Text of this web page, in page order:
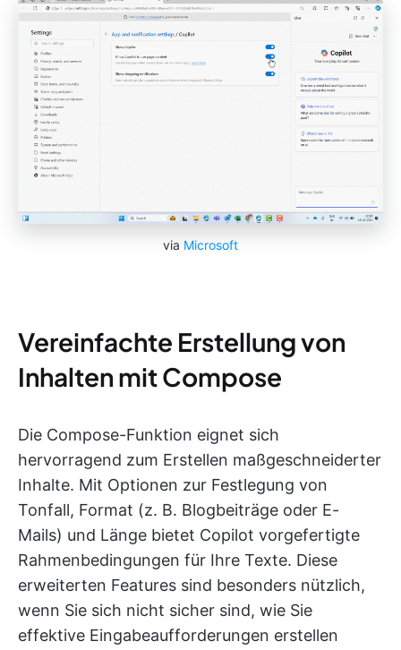
via Microsoft
Vereinfachte Erstellung von
Inhalten mit Compose
Die Compose-Funktion eignet sich
hervorragend zum Erstellen maßgeschneiderter
Inhalte. Mit Optionen zur Festlegung von
Tonfall, Format (z. B. Blogbeiträge oder E-
Mails) und Länge bietet Copilot vorgefertigte
Rahmenbedingungen für Ihre Texte. Diese
erweiterten Features sind besonders nützlich,
wenn Sie sich nicht sicher sind, wie Sie
effektive Eingabeaufforderungen erstellen